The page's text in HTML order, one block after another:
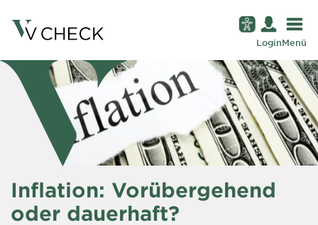
LoginMenü
Inflation: Vorübergehend
oder dauerhaft?